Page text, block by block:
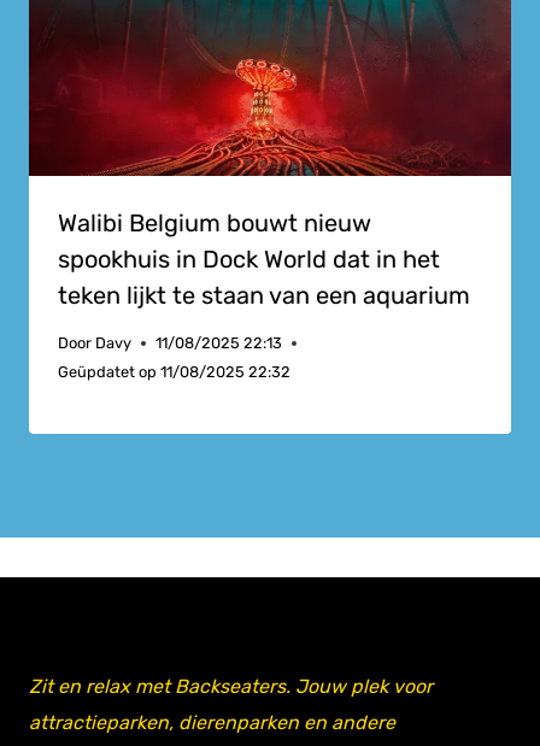
Walibi Belgium bouwt nieuw
spookhuis in Dock World dat in het
teken lijkt te staan van een aquarium
Door Davy
11/08/2025 22:13
Geüpdatet op 11/08/2025 22:32
Zit en relax met Backseaters. Jouw plek voor
attractieparken, dierenparken en andere